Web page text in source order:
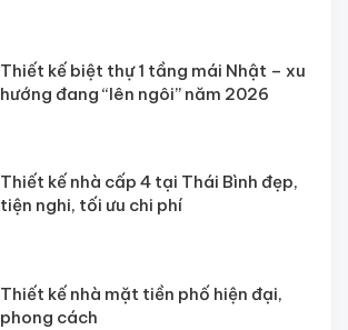
Thiết kế biệt thự 1 tầng mái Nhật – xu
hướng đang “lên ngôi” năm 2026
Thiết kế nhà cấp 4 tại Thái Bình đẹp,
tiện nghi, tối ưu chi phí
Thiết kế nhà mặt tiền phố hiện đại,
phong cách